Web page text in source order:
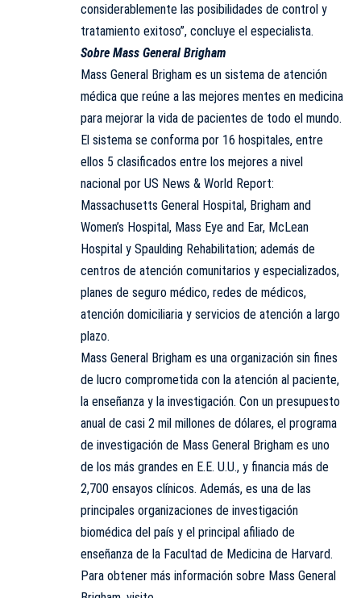
considerablemente las posibilidades de control y
tratamiento exitoso”, concluye el especialista.
Sobre Mass General Brigham
Mass General Brigham es un sistema de atención
médica que reúne a las mejores mentes en medicina
para mejorar la vida de pacientes de todo el mundo.
El sistema se conforma por 16 hospitales, entre
ellos 5 clasificados entre los mejores a nivel
nacional por US News & World Report:
Massachusetts General Hospital, Brigham and
Women’s Hospital, Mass Eye and Ear, McLean
Hospital y Spaulding Rehabilitation; además de
centros de atención comunitarios y especializados,
planes de seguro médico, redes de médicos,
atención domiciliaria y servicios de atención a largo
plazo.
Mass General Brigham es una organización sin fines
de lucro comprometida con la atención al paciente,
la enseñanza y la investigación. Con un presupuesto
anual de casi 2 mil millones de dólares, el programa
de investigación de Mass General Brigham es uno
de los más grandes en E.E. U.U., y financia más de
2,700 ensayos clínicos. Además, es una de las
principales organizaciones de investigación
biomédica del país y el principal afiliado de
enseñanza de la Facultad de Medicina de Harvard.
Para obtener más información sobre Mass General